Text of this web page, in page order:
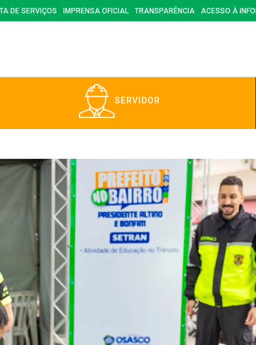
DE SERVIÇOS IMPRENSA OFICIAL TRANSPARÊNCIA ACESSO À
SERVIDOR